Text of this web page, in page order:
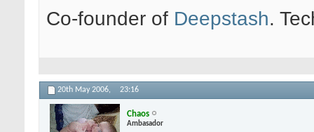
Co-founder of Deepstash.
20th May 2006, 23:16
Chaos
Ambasador